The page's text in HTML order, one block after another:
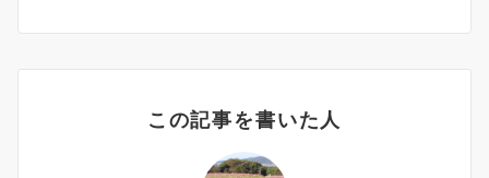
この記事を書いた人